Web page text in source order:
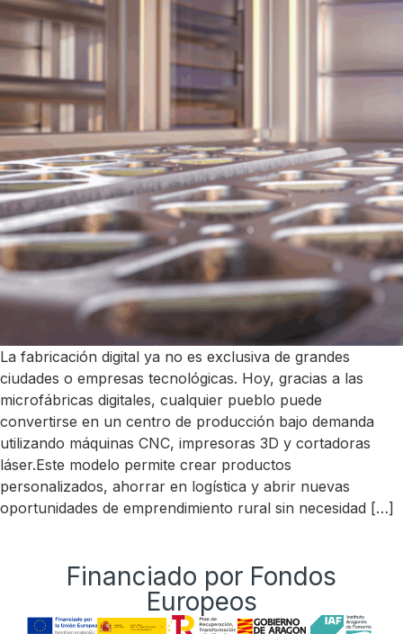
La fabricación digital ya no es exclusiva de grandes
ciudades o empresas tecnológicas. Hoy, gracias a las
microfábricas digitales, cualquier pueblo puede
convertirse en un centro de producción bajo demanda
utilizando máquinas CNC, impresoras 3D y cortadoras
láser.Este modelo permite crear productos
personalizados, ahorrar en logística y abrir nuevas
oportunidades de emprendimiento rural sin necesidad […]
Financiado por Fondos
Europeos